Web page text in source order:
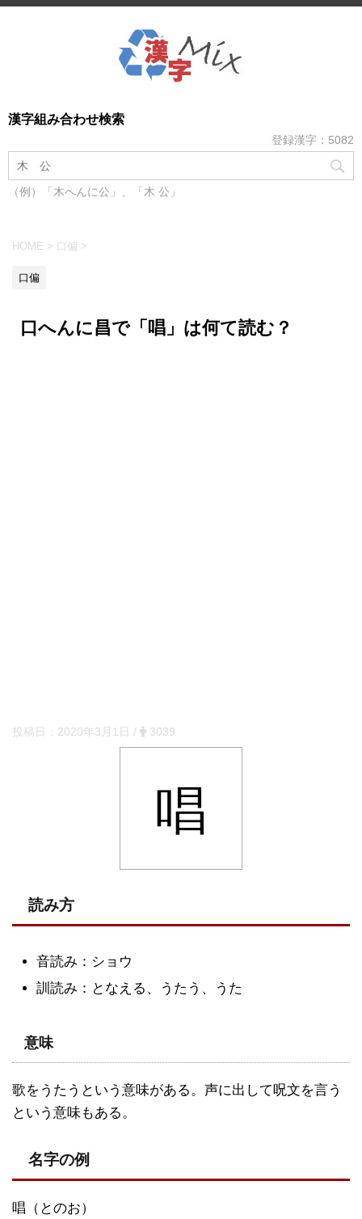
漢字組み合わせ検索
登録漢字：5082
（例）「木へんに公」、「木 公」
HOME > 口偏 >
口偏
口へんに昌で「唱」は何て読む？
投稿日： 2020年3月1日 / 3039
唱
読み方
音読み：ショウ
訓読み：となえる、うたう、うた
意味
歌をうたうという意味がある。声に出して呪文を言う
という意味もある。
名字の例
唱（とのお）